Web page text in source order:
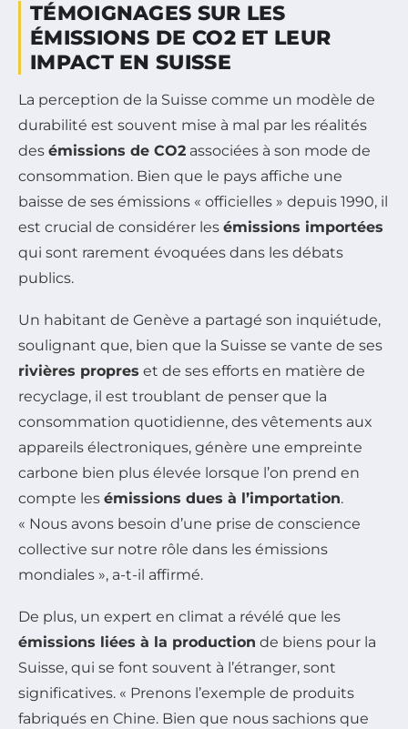
TÉMOIGNAGES SUR LES
ÉMISSIONS DE CO2 ET LEUR
IMPACT EN SUISSE
La perception de la Suisse comme un modèle de
durabilité est souvent mise à mal par les réalités
des émissions de CO2 associées à son mode de
consommation. Bien que le pays affiche une
baisse de ses émissions « officielles » depuis 1990, il
est crucial de considérer les émissions importées
qui sont rarement évoquées dans les débats
publics.
Un habitant de Genève a partagé son inquiétude,
soulignant que, bien que la Suisse se vante de ses
rivières propres et de ses efforts en matière de
recyclage, il est troublant de penser que la
consommation quotidienne, des vêtements aux
appareils électroniques, génère une empreinte
carbone bien plus élevée lorsque l’on prend en
compte les émissions dues à l’importation.
« Nous avons besoin d’une prise de conscience
collective sur notre rôle dans les émissions
mondiales », a-t-il affirmé.
De plus, un expert en climat a révélé que les
émissions liées à la production de biens pour la
Suisse, qui se font souvent à l’étranger, sont
significatives. « Prenons l’exemple de produits
fabriqués en Chine. Bien que nous sachions que